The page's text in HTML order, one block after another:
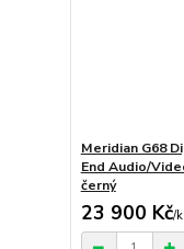
Meridian G68
End Audio/
černý
23 900 Kč/